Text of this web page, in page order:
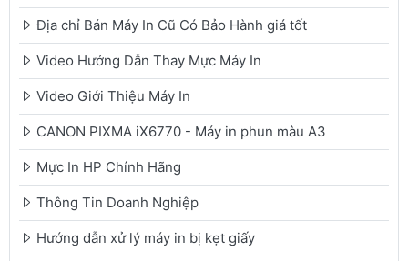
Địa chỉ Bán Máy In Cũ Có Bảo Hành giá tốt
Video Hướng Dẫn Thay Mực Máy In
Video Giới Thiệu Máy In
CANON PIXMA iX6770 - Máy in phun màu A3
Mực In HP Chính Hãng
Thông Tin Doanh Nghiệp
Hướng dẫn xử lý máy in bị kẹt giấy